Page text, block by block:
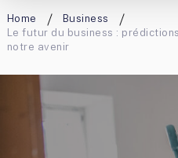
Home
Business
Le futur du business :
notre avenir